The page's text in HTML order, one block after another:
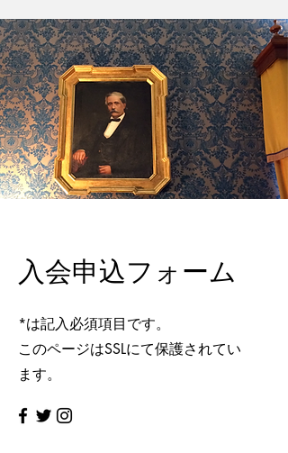
入会申込フォーム
*は記入必須項目です。
​このページはSSLにて保護されてい
ます。